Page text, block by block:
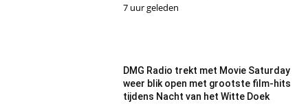
7 uur geleden
DMG Radio trekt met Movie Saturday
weer blik open met grootste film-hits
tijdens Nacht van het Witte Doek